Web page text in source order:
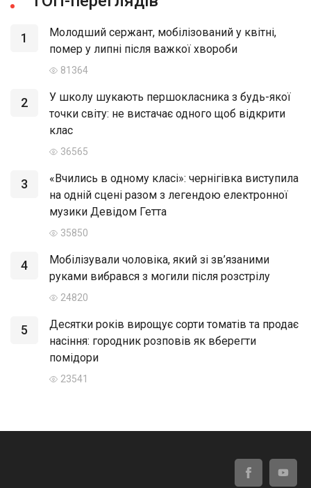
1
Молодший сержант, мобілізований у квітні,
помер у липні після важкої хвороби
81364
2
У школу шукають першокласника з будь-якої
точки світу: не вистачає одного щоб відкрити
клас
36565
3
«Вчились в одному класі»: чернігівка виступила
на одній сцені разом з легендою електронної
музики Девідом Гетта
35850
4
Мобілізували чоловіка, який зі зв’язаними
руками вибрався з могили після розстрілу
24820
5
Десятки років вирощує сорти томатів та продає
насіння: городник розповів як вберегти
помідори
23541